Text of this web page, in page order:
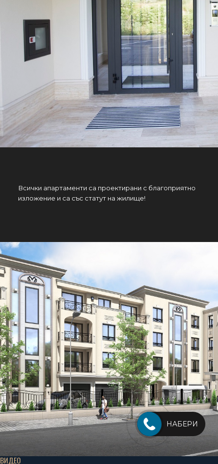
Всички апартаменти са проектирани с благоприятно
изложение и са със статут на жилище!
ВИДЕО
НАБЕРИ